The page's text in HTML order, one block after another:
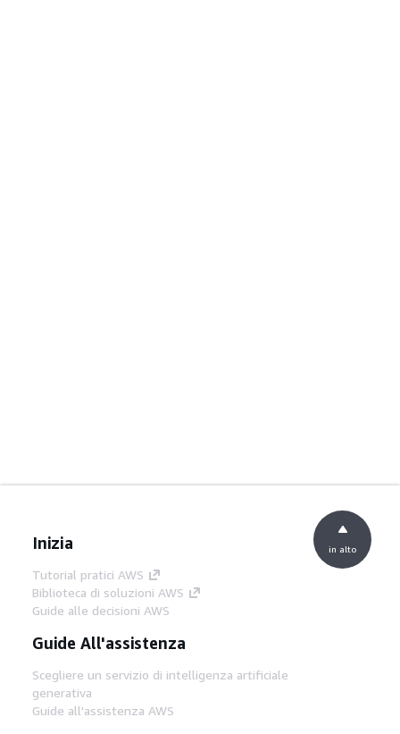
Inizia
Tutorial pratici AWS
Biblioteca di soluzioni AWS
Guide alle decisioni AWS
Guide All'assistenza
Scegliere un servizio di intelligenza artificiale
generativa
Guide all'assistenza AWS
in alto